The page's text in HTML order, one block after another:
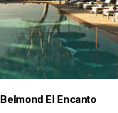
Belmond El Encanto